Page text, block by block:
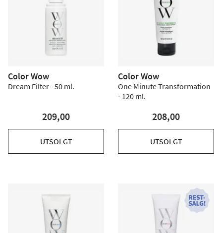
Color Wow
Dream Filter - 50 ml.
209,00
UTSOLGT
Color Wow
One Minute Transformation
- 120 ml.
208,00
UTSOLGT